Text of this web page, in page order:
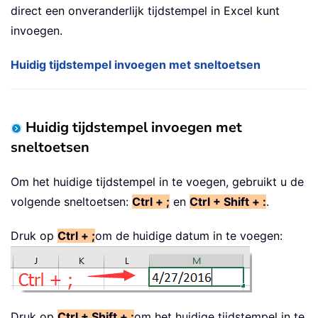
direct een onveranderlijk tijdstempel in Excel kunt
invoegen.
Huidig tijdstempel invoegen met sneltoetsen
Huidig tijdstempel invoegen met
sneltoetsen
Om het huidige tijdstempel in te voegen, gebruikt u de
volgende sneltoetsen: Ctrl + ; en Ctrl + Shift + :.
Druk op Ctrl + ;om de huidige datum in te voegen: